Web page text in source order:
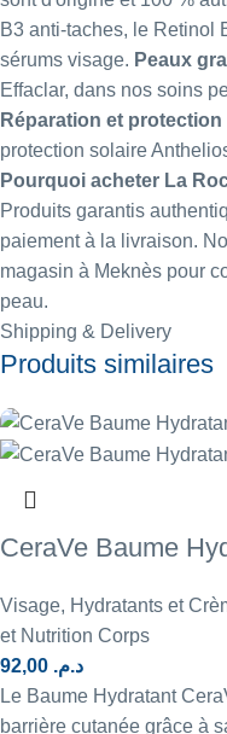
B3 anti-taches, le Retinol
sérums visage. Peaux
Effaclar, dans nos soins
Réparation et protection
protection solaire
Pourquoi acheter La
Produits garantis
paiement à la livraison.
magasin à Meknès pour
peau.
Shipping & Delivery
Produits similaires
CeraVe Baume
Visage, Hydratants et
et Nutrition Corps
د.م.
Le Baume Hydratant
barrière cutanée grâce à